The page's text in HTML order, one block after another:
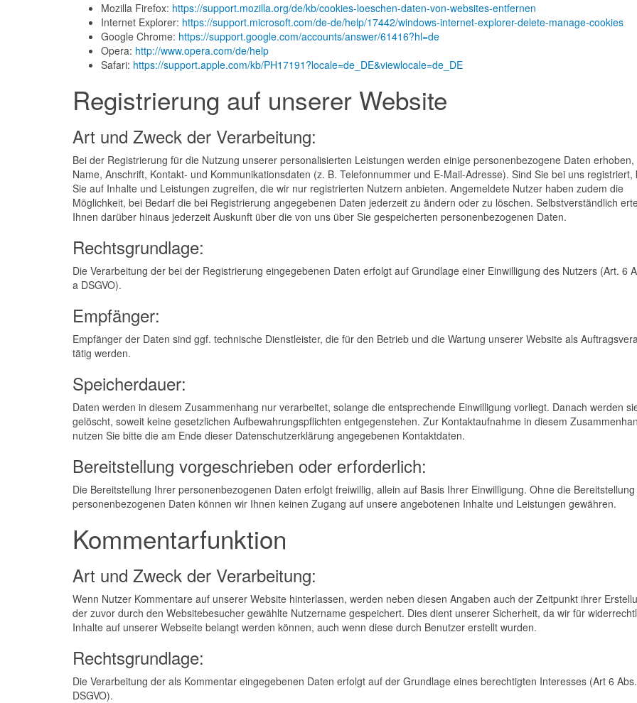
Mozilla Firefox: https://support.mozilla.org/de/kb/cookies-loeschen-daten-von-websites-entfernen
Internet Explorer: https://support.microsoft.com/de-de/help/17442/windows-internet-explorer-delete-manage-cookies
Google Chrome: https://support.google.com/accounts/answer/61416?hl=de
Opera: http://www.opera.com/de/help
Safari: https://support.apple.com/kb/PH17191?locale=de_DE&viewlocale=de_DE
Registrierung auf unserer Website
Art und Zweck der Verarbeitung:
Bei der Registrierung für die Nutzung unserer personalisierten Leistungen werden einige personenbezogene Daten erhoben,
Name, Anschrift, Kontakt- und Kommunikationsdaten (z. B. Telefonnummer und E-Mail-Adresse). Sind Sie bei uns registriert,
Sie auf Inhalte und Leistungen zugreifen, die wir nur registrierten Nutzern anbieten. Angemeldete Nutzer haben zudem die
Möglichkeit, bei Bedarf die bei Registrierung angegebenen Daten jederzeit zu ändern oder zu löschen. Selbstverständlich
Ihnen darüber hinaus jederzeit Auskunft über die von uns über Sie gespeicherten personenbezogenen Daten.
Rechtsgrundlage:
Die Verarbeitung der bei der Registrierung eingegebenen Daten erfolgt auf Grundlage einer Einwilligung des Nutzers (Art. 6
a DSGVO).
Empfänger:
Empfänger der Daten sind ggf. technische Dienstleister, die für den Betrieb und die Wartung unserer Website als
tätig werden.
Speicherdauer:
Daten werden in diesem Zusammenhang nur verarbeitet, solange die entsprechende Einwilligung vorliegt. Danach werden
gelöscht, soweit keine gesetzlichen Aufbewahrungspflichten entgegenstehen. Zur Kontaktaufnahme in diesem
nutzen Sie bitte die am Ende dieser Datenschutzerklärung angegebenen Kontaktdaten.
Bereitstellung vorgeschrieben oder erforderlich:
Die Bereitstellung Ihrer personenbezogenen Daten erfolgt freiwillig, allein auf Basis Ihrer Einwilligung. Ohne die
personenbezogenen Daten können wir Ihnen keinen Zugang auf unsere angebotenen Inhalte und Leistungen gewähren.
Kommentarfunktion
Art und Zweck der Verarbeitung:
Wenn Nutzer Kommentare auf unserer Website hinterlassen, werden neben diesen Angaben auch der Zeitpunkt ihrer
der zuvor durch den Websitebesucher gewählte Nutzername gespeichert. Dies dient unserer Sicherheit, da wir für
Inhalte auf unserer Webseite belangt werden können, auch wenn diese durch Benutzer erstellt wurden.
Rechtsgrundlage:
Die Verarbeitung der als Kommentar eingegebenen Daten erfolgt auf der Grundlage eines berechtigten Interesses (Art 6
DSGVO).